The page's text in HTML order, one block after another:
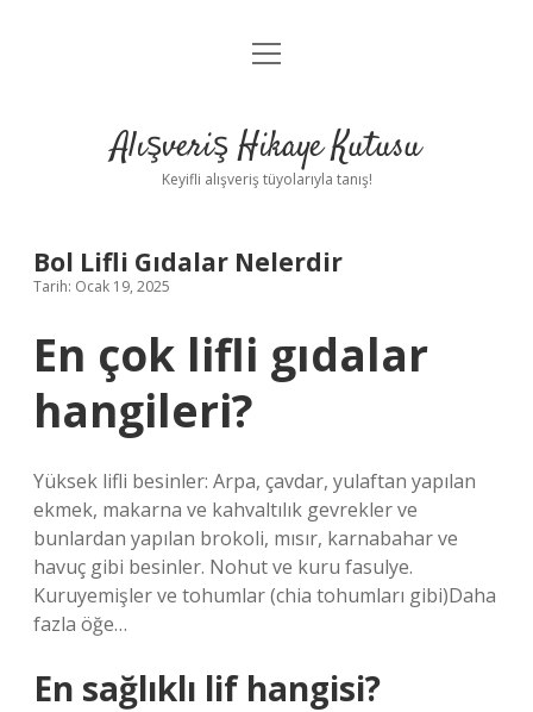
Anasayfa
Yasal Uyarı
menüyü
Alışveriş Hikaye Kutusu
Keyifli alışveriş tüyolarıyla tanış!
Bol Lifli Gıdalar Nelerdir
Tarih: Ocak 19, 2025
En çok lifli gıdalar
hangileri?
Yüksek lifli besinler: Arpa, çavdar, yulaftan yapılan
ekmek, makarna ve kahvaltılık gevrekler ve
bunlardan yapılan brokoli, mısır, karnabahar ve
havuç gibi besinler. Nohut ve kuru fasulye.
Kuruyemişler ve tohumlar (chia tohumları gibi)Daha
fazla öğe…
En sağlıklı lif hangisi?